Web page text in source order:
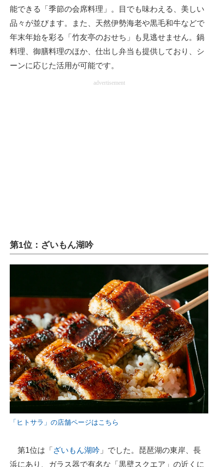
能できる「季節の会席料理」。目でも味わえる、美しい
品々が並びます。また、天然伊勢海老や黒毛和牛などで
年末年始を彩る「竹友亭のおせち」も見逃せません。鍋
料理、御膳料理のほか、仕出し弁当も提供しており、シ
ーンに応じた活用が可能です。
advertisement
第1位：ざいもん湖吟
「ヒトサラ」の店舗ページはこちら
第1位は「 ざいもん湖吟 」でした。琵琶湖の東岸、長
浜にあり、ガラス器で有名な「黒壁スクエア」の近くに